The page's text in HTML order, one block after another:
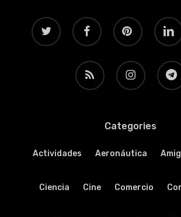
twitter facebook pinterest linkedin
RSS instagram
Categories
Actividades Aeronáutica
Ciencia Cine Comercio